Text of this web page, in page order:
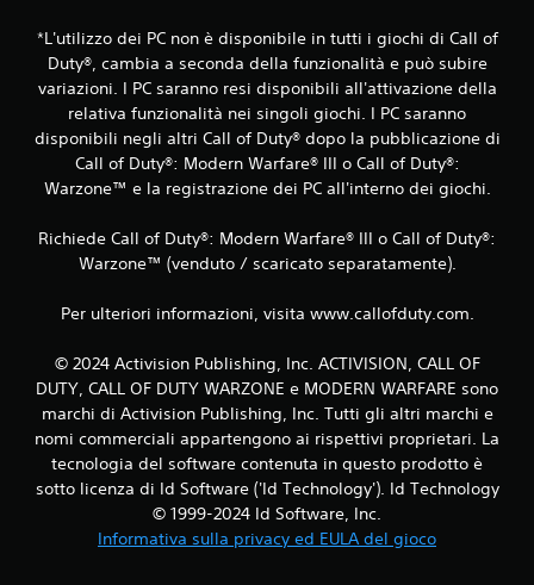
u
t
a
z
i
o
n
i
*L'utilizzo dei PC non è disponibile in tutti i giochi di Call of
Duty®, cambia a seconda della funzionalità e può subire
variazioni. I PC saranno resi disponibili all'attivazione della
relativa funzionalità nei singoli giochi. I PC saranno
disponibili negli altri Call of Duty® dopo la pubblicazione di
Call of Duty®: Modern Warfare® III o Call of Duty®:
Warzone™ e la registrazione dei PC all'interno dei giochi.
Richiede Call of Duty®: Modern Warfare® III o Call of Duty®:
Warzone™ (venduto / scaricato separatamente).
Per ulteriori informazioni, visita www.callofduty.com.
© 2024 Activision Publishing, Inc. ACTIVISION, CALL OF
DUTY, CALL OF DUTY WARZONE e MODERN WARFARE sono
marchi di Activision Publishing, Inc. Tutti gli altri marchi e
nomi commerciali appartengono ai rispettivi proprietari. La
tecnologia del software contenuta in questo prodotto è
sotto licenza di Id Software ('Id Technology'). Id Technology
© 1999-2024 Id Software, Inc.
Informativa sulla privacy ed EULA del gioco